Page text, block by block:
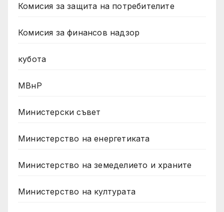
Комисия за защита на потребителите
Комисия за финансов надзор
кубота
МВнР
Министерски съвет
Министерство на енергетиката
Министерство на земеделието и храните
Министерство на културата